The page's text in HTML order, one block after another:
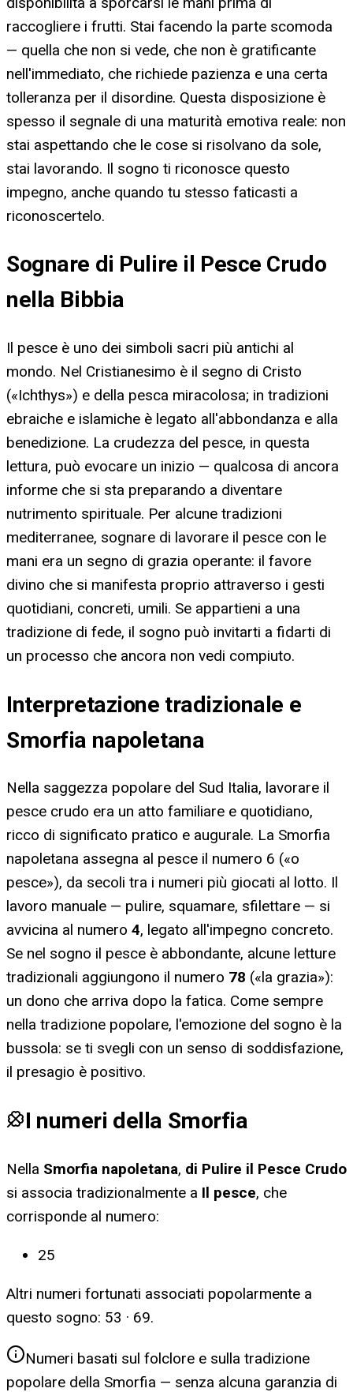
raccogliere i frutti. Stai facendo la parte scomoda
— quella che non si vede, che non è gratificante
nell'immediato, che richiede pazienza e una certa
tolleranza per il disordine. Questa disposizione è
spesso il segnale di una maturità emotiva reale: non
stai aspettando che le cose si risolvano da sole,
stai lavorando. Il sogno ti riconosce questo
impegno, anche quando tu stesso faticasti a
riconoscertelo.
Sognare di Pulire il Pesce Crudo
nella Bibbia
Il pesce è uno dei simboli sacri più antichi al
mondo. Nel Cristianesimo è il segno di Cristo
(«Ichthys») e della pesca miracolosa; in tradizioni
ebraiche e islamiche è legato all'abbondanza e alla
benedizione. La crudezza del pesce, in questa
lettura, può evocare un inizio — qualcosa di ancora
informe che si sta preparando a diventare
nutrimento spirituale. Per alcune tradizioni
mediterranee, sognare di lavorare il pesce con le
mani era un segno di grazia operante: il favore
divino che si manifesta proprio attraverso i gesti
quotidiani, concreti, umili. Se appartieni a una
tradizione di fede, il sogno può invitarti a fidarti di
un processo che ancora non vedi compiuto.
Interpretazione tradizionale e
Smorfia napoletana
Nella saggezza popolare del Sud Italia, lavorare il
pesce crudo era un atto familiare e quotidiano,
ricco di significato pratico e augurale. La Smorfia
napoletana assegna al pesce il numero 6 («o
pesce»), da secoli tra i numeri più giocati al lotto. Il
lavoro manuale — pulire, squamare, sfilettare — si
avvicina al numero 4, legato all'impegno concreto.
Se nel sogno il pesce è abbondante, alcune letture
tradizionali aggiungono il numero 78 («la grazia»):
un dono che arriva dopo la fatica. Come sempre
nella tradizione popolare, l'emozione del sogno è la
bussola: se ti svegli con un senso di soddisfazione,
il presagio è positivo.
I numeri della Smorfia
Nella Smorfia napoletana, di Pulire il Pesce Crudo
si associa tradizionalmente a Il pesce, che
corrisponde al numero:
25
Altri numeri fortunati associati popolarmente a
questo sogno: 53 · 69.
Numeri basati sul folclore e sulla tradizione
popolare della Smorfia — senza alcuna garanzia di